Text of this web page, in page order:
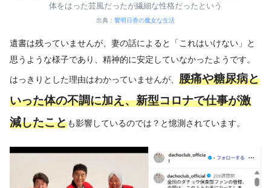
体をはった芸風だったが繊細な性格だったという
出典： 響明日香の魔女な生活
遺書は残っていませんが、妻の話によると「これはいけない」と
思うような様子であり、精神的に安定していなかったようです。
はっきりとした理由はわかっていませんが、 腰痛や糖尿病と
いった体の不調に加え、新型コロナで仕事が激
減したことも影響しているのでは？と憶測されています。